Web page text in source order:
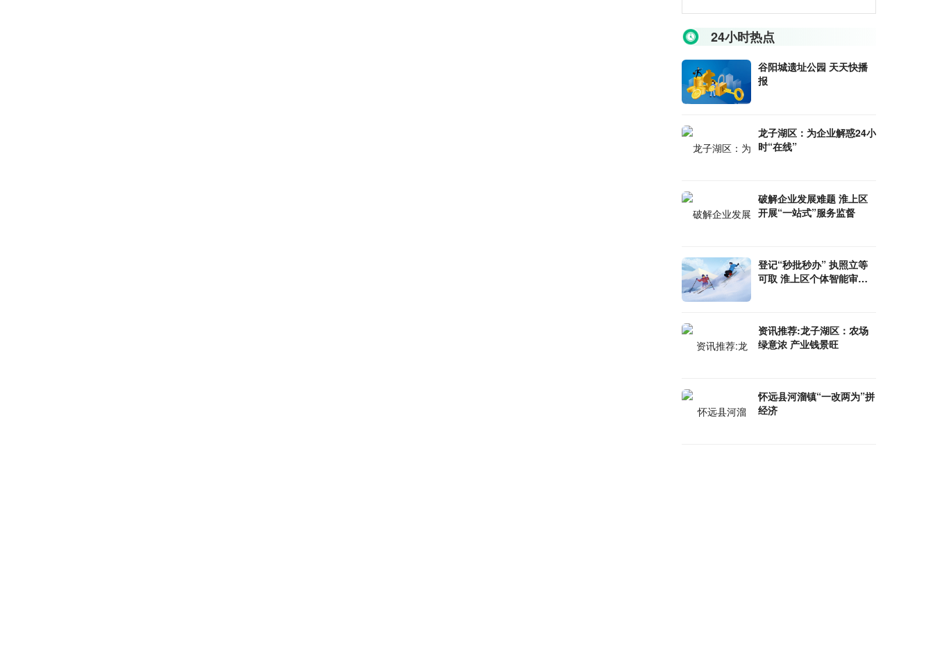
24小时热点
谷阳城遗址公园 天天快播
报
龙子湖区：为企业解惑24小
时“在线”
破解企业发展难题 淮上区
开展“一站式”服务监督
登记“秒批秒办” 执照立等
可取 淮上区个体智能审批
资讯推荐:龙子湖区：农场
绿意浓 产业钱景旺
怀远县河溜镇“一改两为”拼
经济